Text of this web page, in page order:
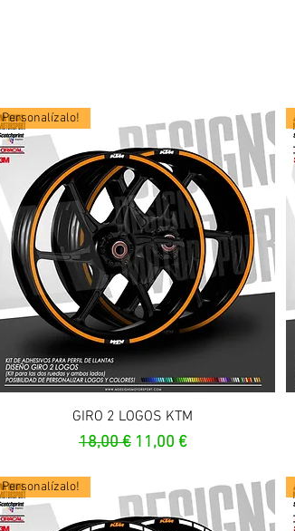
Vista rapida
Personalízalo!
GIRO 2 LOGOS KTM
Prezzo regolare
18,00 € Prezzo scontato
11,00 €
Personalízalo!